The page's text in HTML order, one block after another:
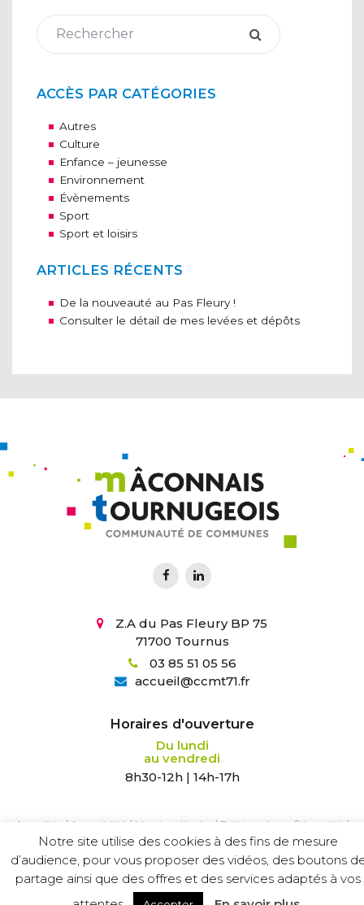
ACCÈS PAR CATÉGORIES
Autres
Culture
Enfance – jeunesse
Environnement
Évènements
Sport
Sport et loisirs
ARTICLES RÉCENTS
De la nouveauté au Pas Fleury !
Consulter le détail de mes levées et dépôts
Z.A du Pas Fleury BP 75
71700 Tournus
03 85 51 05 56
accueil@ccmt71.fr
Horaires d'ouverture
Du lundi
au vendredi
8h30-12h | 14h-17h
Actualités / Accessibilité / Mentions légales / Politique de confidentialité /
Création :Agence Tyméo
Notre site utilise des cookies à des fins de mesure
d’audience, pour vous proposer des vidéos, des boutons
partage ainsi que des offres et des services adaptés à vos